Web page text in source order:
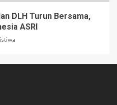
DLH Turun Bersama,
ASRI